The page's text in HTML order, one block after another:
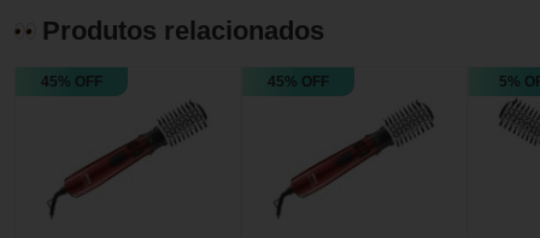
Produtos relacionados
45% OFF 45% OFF 5%